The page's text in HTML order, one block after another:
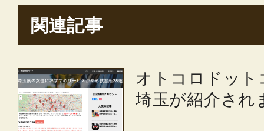
関連記事
オトコロドッ
埼玉が紹介され